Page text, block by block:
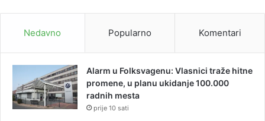
Nedavno Popularno Komentari
Alarm u Folksvagenu: Vlasnici traže hitne
promene, u planu ukidanje 100.000
radnih mesta
prije 10 sati